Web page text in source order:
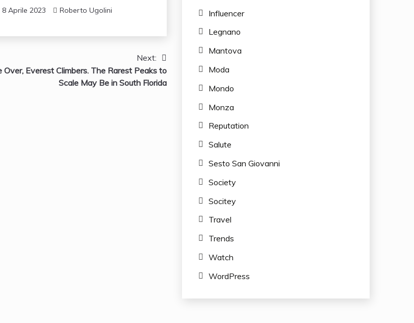
8 Aprile 2023 Roberto Ugolini
Next:
Over, Everest Climbers. The Rarest Peaks to
Scale May Be in South Florida
Influencer
Legnano
Mantova
Moda
Mondo
Monza
Reputation
Salute
Sesto San Giovanni
Society
Socitey
Travel
Trends
Watch
WordPress